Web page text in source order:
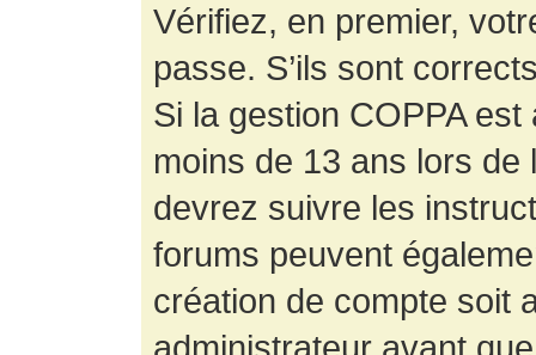
Vérifiez, en premier,
passe. S’ils sont
Si la gestion COPPA
moins de 13 ans lors de
devrez suivre les
forums peuvent
création de compte soit